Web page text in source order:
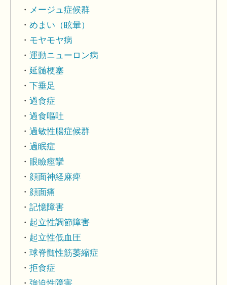
メージュ症候群
めまい（眩暈）
モヤモヤ病
運動ニューロン病
延髄梗塞
下垂足
過食症
過食嘔吐
過敏性腸症候群
過眠症
眼瞼痙攣
顔面神経麻痺
顔面痛
記憶障害
起立性調節障害
起立性低血圧
球脊髄性筋萎縮症
拒食症